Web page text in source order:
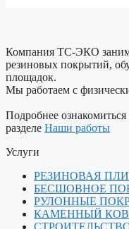
Компания ТС-ЭКО
резиновых покрытий,
площадок.
Мы работаем с
Подробнее
разделе Наши работы
Услуги
РЕЗИНОВАЯ
БЕСШОВНОЕ
РУЛОННЫЕ
КАМЕННЫЙ